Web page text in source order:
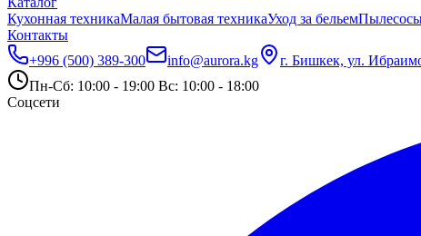
Кухонная техникаМалая бытовая техникаУход за бельем
Контакты
+996 (500) 389-300
info@aurora.kg
г. Бишкек, ул.
Пн-Сб: 10:00 - 19:00 Вс: 10:00 - 18:00
Соцсети